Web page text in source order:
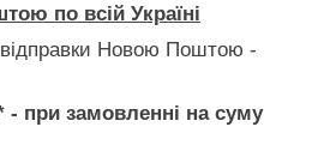
по всій Україні
Новою Поштою -
- при замовленні на суму